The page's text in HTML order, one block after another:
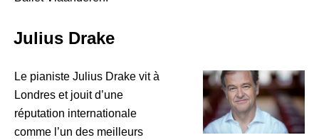
Julius Drake
Le pianiste Julius Drake vit à
Londres et jouit d’une
réputation internationale
comme l’un des meilleurs